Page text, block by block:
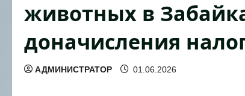
животных в
доначисления
АДМИНИСТРАТОР 01.06.2026